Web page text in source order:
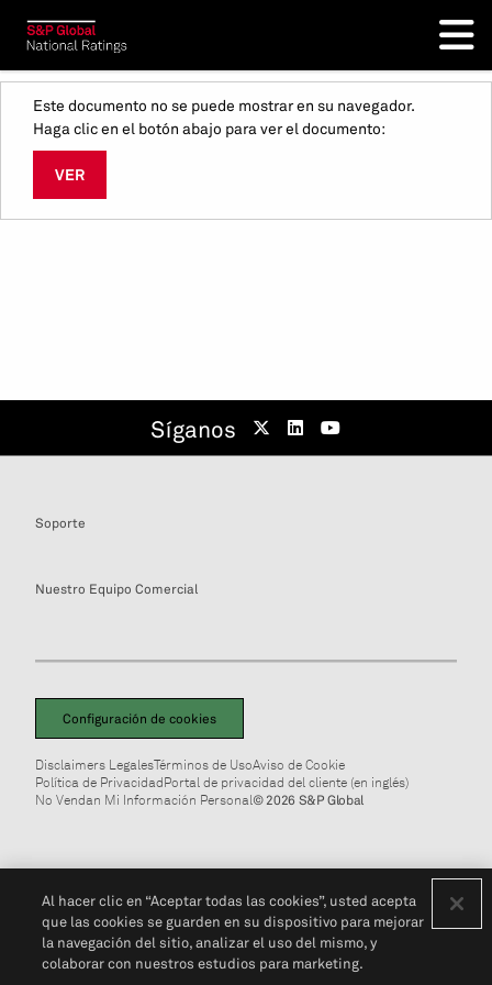
Este documento no se puede mostrar en su navegador.
Haga clic en el botón abajo para ver el documento:
VER
Síganos
Soporte
Nuestro Equipo Comercial
Configuración de cookies
Disclaimers LegalesTérminos de UsoAviso de Cookie
Política de PrivacidadPortal de privacidad del cliente (en inglés)
No Vendan Mi Información Personal© 2026 S&P Global
Al hacer clic en “Aceptar todas las cookies”, usted acepta
que las cookies se guarden en su dispositivo para mejorar
la navegación del sitio, analizar el uso del mismo, y
colaborar con nuestros estudios para marketing.